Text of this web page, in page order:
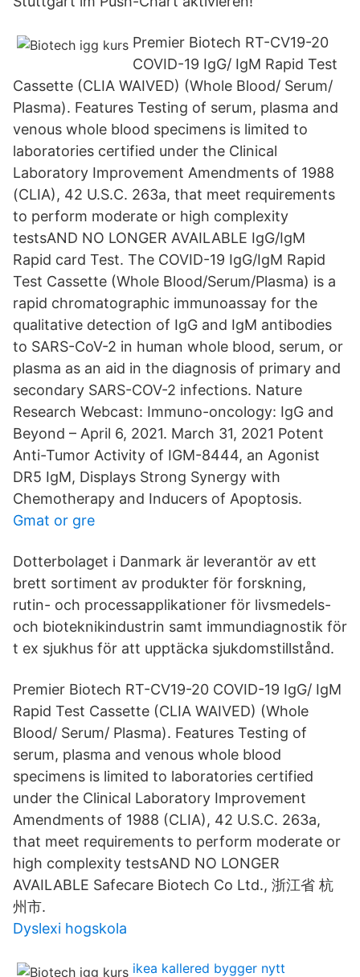
Premier Biotech RT-CV19-20
COVID-19 IgG/ IgM Rapid Test
Cassette (CLIA WAIVED) (Whole Blood/ Serum/
Plasma). Features Testing of serum, plasma and
venous whole blood specimens is limited to
laboratories certified under the Clinical
Laboratory Improvement Amendments of 1988
(CLIA), 42 U.S.C. 263a, that meet requirements
to perform moderate or high complexity
testsAND NO LONGER AVAILABLE IgG/IgM
Rapid card Test. The COVID-19 IgG/IgM Rapid
Test Cassette (Whole Blood/Serum/Plasma) is a
rapid chromatographic immunoassay for the
qualitative detection of IgG and IgM antibodies
to SARS-CoV-2 in human whole blood, serum, or
plasma as an aid in the diagnosis of primary and
secondary SARS-COV-2 infections. Nature
Research Webcast: Immuno-oncology: IgG and
Beyond – April 6, 2021. March 31, 2021 Potent
Anti-Tumor Activity of IGM-8444, an Agonist
DR5 IgM, Displays Strong Synergy with
Chemotherapy and Inducers of Apoptosis.
Gmat or gre
Dotterbolaget i Danmark är leverantör av ett
brett sortiment av produkter för forskning,
rutin- och processapplikationer för livsmedels-
och bioteknikindustrin samt immundiagnostik för
t ex sjukhus för att upptäcka sjukdomstillstånd.
Premier Biotech RT-CV19-20 COVID-19 IgG/ IgM
Rapid Test Cassette (CLIA WAIVED) (Whole
Blood/ Serum/ Plasma). Features Testing of
serum, plasma and venous whole blood
specimens is limited to laboratories certified
under the Clinical Laboratory Improvement
Amendments of 1988 (CLIA), 42 U.S.C. 263a,
that meet requirements to perform moderate or
high complexity testsAND NO LONGER
AVAILABLE Safecare Biotech Co Ltd., 浙江省 杭
州市.
Dyslexi hogskola
ikea kallered bygger nytt